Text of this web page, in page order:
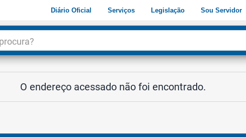
Diário Oficial Serviços Legislação Sou Servidor
O endereço acessado não foi encontrado.